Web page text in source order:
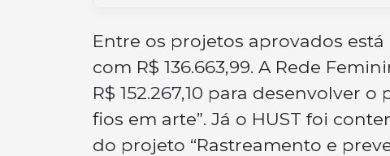
Entre os projetos aprovados está
com R$ 136.663,99. A Rede
R$ 152.267,10 para desenvolver
fios em arte”. Já o HUST foi
do projeto “Rastreamento e